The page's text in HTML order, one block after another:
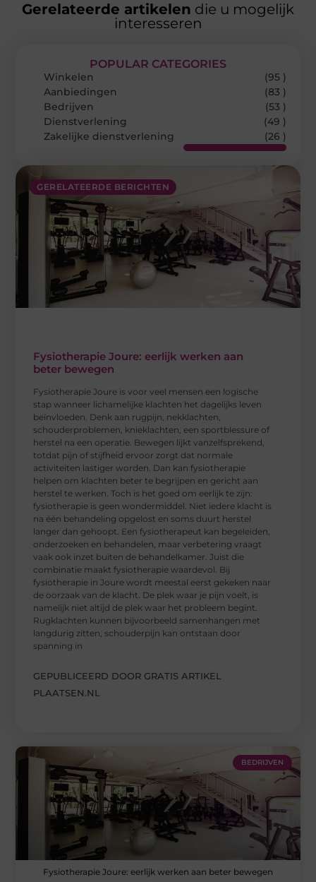
Gerelateerde artikelen die u mogelijk
interesseren
GERELATEERDE BERICHTEN
Fysiotherapie Joure: eerlijk werken aan
beter bewegen
Fysiotherapie Joure is voor veel mensen een logische
stap wanneer lichamelijke klachten het dagelijks leven
beïnvloeden. Denk aan rugpijn, nekklachten,
schouderproblemen, knieklachten, een sportblessure of
herstel na een operatie. Bewegen lijkt vanzelfsprekend,
totdat pijn of stijfheid ervoor zorgt dat normale
activiteiten lastiger worden. Dan kan fysiotherapie
helpen om klachten beter te begrijpen en gericht aan
herstel te werken. Toch is het goed om eerlijk te zijn:
fysiotherapie is geen wondermiddel. Niet iedere klacht is
na één behandeling opgelost en soms duurt herstel
langer dan gehoopt. Een fysiotherapeut kan begeleiden,
onderzoeken en behandelen, maar verbetering vraagt
vaak ook inzet buiten de behandelkamer. Juist die
combinatie maakt fysiotherapie waardevol. Bij
fysiotherapie in Joure wordt meestal eerst gekeken naar
de oorzaak van de klacht. De plek waar je pijn voelt, is
namelijk niet altijd de plek waar het probleem begint.
Rugklachten kunnen bijvoorbeeld samenhangen met
langdurig zitten, schouderpijn kan ontstaan door
spanning in
GEPUBLICEERD DOOR GRATIS ARTIKEL
PLAATSEN.NL
POPULAR CATEGORIES
Winkelen
(95 )
Aanbiedingen
(83 )
Bedrijven
(53 )
Dienstverlening
(49 )
Zakelijke dienstverlening
(26 )
BEDRIJVEN
Fysiotherapie Joure: eerlijk werken aan beter bewegen